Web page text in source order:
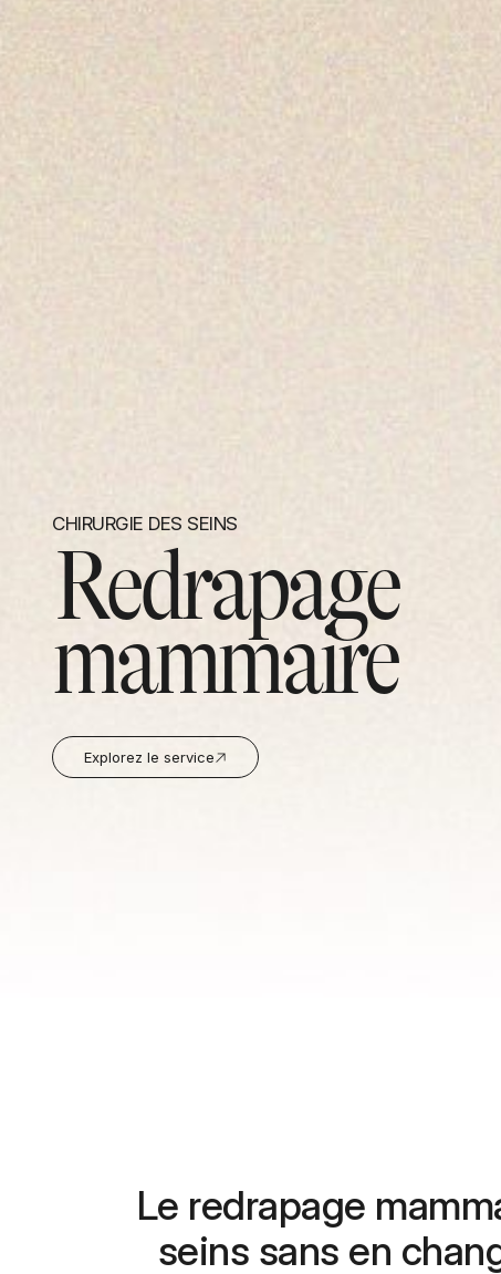
CHIRURGIE DES SEINS
Redrapage
mammaire
Explorez le service
Le redrapage
seins sans en